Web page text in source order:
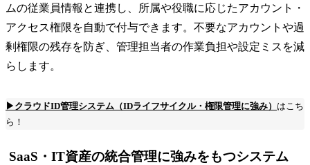
ムの従業員情報と連携し、所属や役職に応じたアカウント・
アクセス権限を自動で付与できます。不要なアカウントや過
剰権限の残存を防ぎ、管理担当者の作業負担や設定ミスを減
らします。
▶クラウドID管理システム（IDライフサイクル・権限管理に強み） はこち
ら！
SaaS・IT資産の統合管理に強みをもつシステム